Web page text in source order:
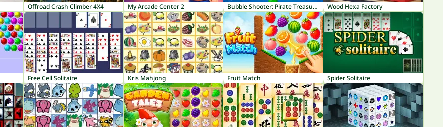
Offroad Crash Climber 4X4 My Arcade Center 2 Bubble Shooter: Pirate Treasures Wood Hexa Factory
Free Cell Solitaire Kris Mahjong Fruit Match Spider Solitaire